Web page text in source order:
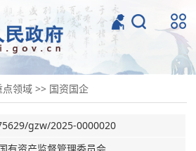
点领域 >> 国资国企
gzw/2025-0000020